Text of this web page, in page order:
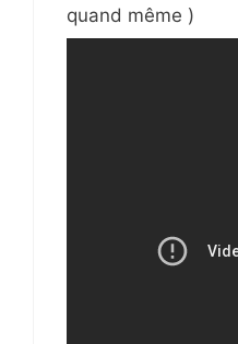
quand même )